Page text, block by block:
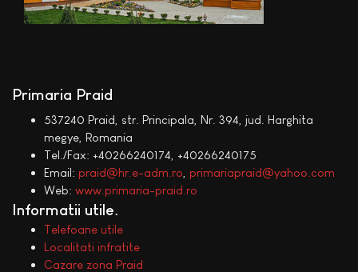
Primaria Praid
537240 Praid, str. Principala, Nr. 394, jud. Harghita
megye, Romania
Tel./Fax: +40266240174, +40266240175
Email: praid@hr.e-adm.ro primariapraid@yahoo.com
Web: www.primaria-praid.ro
Informatii utile
Telefoane utile
Localitati infratite
Cazare zona Praid